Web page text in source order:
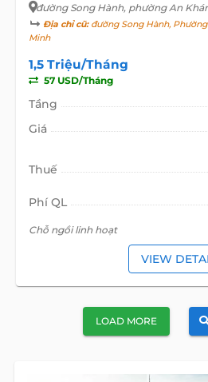
đường Song Hành, phường An
Địa chỉ cũ:đường Song Hành, Phường
Minh
1,5 Triệu/Tháng
57 USD/Tháng
Tầng
Giá
Thuế
Phí QL
Chỗ ngồi linh hoạt
VIEW
LOAD MORE